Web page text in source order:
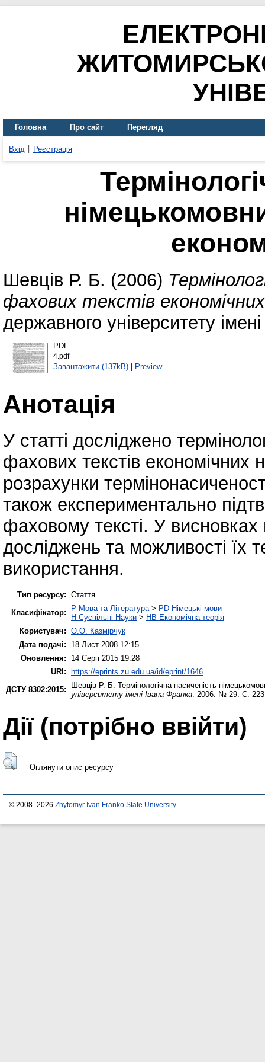
Головна Про сайт Перегляд
Вхід Реєстрація
Шевців Р. Б. (2006)
фахових текстів
державного університету
PDF
4.pdf
Завантажити (137kB)| Preview
Анотація
У статті досліджено
фахових текстів економічних
розрахунки
також експериментально
фаховому тексті. У висновках
досліджень та можливості їх
використання.
Тип ресурсу: Стаття
Класифікатор:
P Мова та Література > PD Німецькі мови
H Суспільні Науки > HB Економічна теорія
Користувач: О.О. Казмірчук
Дата подачі:
18 Лист 2008 12:15
Оновлення:
14 Серп 2015 19:28
URI: https://eprints.zu.edu.ua/id/eprint/1646
ДСТУ 8302:2015:
Шевців Р. Б. Термінологічна насиченість
університету імені Івана Франка . 2006. № 29. С.
Дії ​​(потрібно ввійти)
Оглянути опис ресурсу
© 2008–2026 Zhytomyr Ivan Franko State University